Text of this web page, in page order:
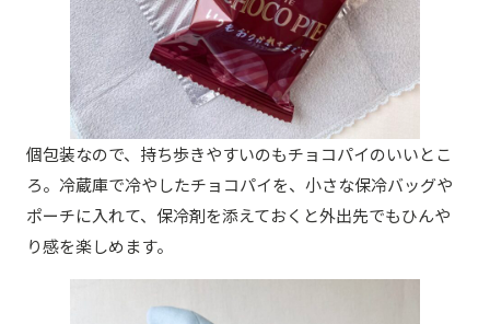
個包装なので、持ち歩きやすいのもチョコパイのいいとこ
ろ。冷蔵庫で冷やしたチョコパイを、小さな保冷バッグや
ポーチに入れて、保冷剤を添えておくと外出先でもひんや
り感を楽しめます。